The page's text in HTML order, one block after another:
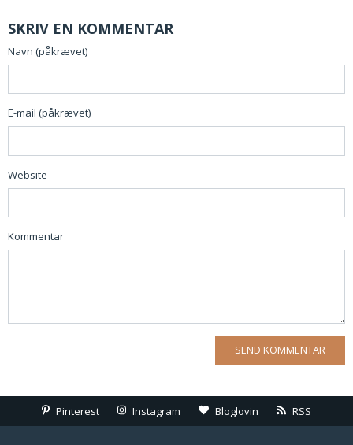
SKRIV EN KOMMENTAR
Navn (påkrævet)
E-mail (påkrævet)
Website
Kommentar
Pinterest Instagram Bloglovin RSS